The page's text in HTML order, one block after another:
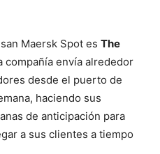
Maersk Spot es The
compañía envía alrededor
desde el puerto de
haciendo sus
de anticipación para
a sus clientes a tiempo